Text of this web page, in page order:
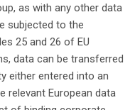
as with any other data
subjected to the
25 and 26 of EU
data can be transferred
either entered into an
relevant European data